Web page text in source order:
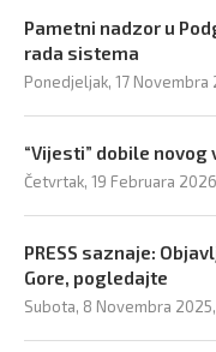
Pametni nadzor u
rada sistema
Ponedjeljak, 17 Novembra
“Vijesti” dobile
Četvrtak, 19 Februara
PRESS saznaje:
Gore, pogledajte
Subota, 8 Novembra 2025,